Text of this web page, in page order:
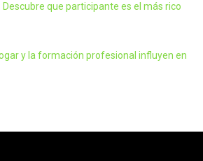
que participante es el más rico
y la formación profesional influyen en